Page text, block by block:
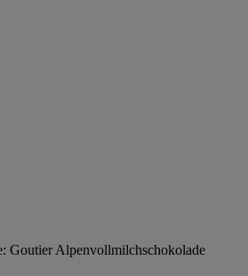
Goutier Alpenvollmilchschokolade